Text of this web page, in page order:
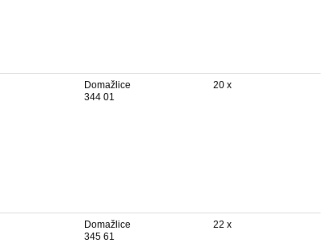
Domažlice
344 01
20 x
Domažlice
345 61
22 x